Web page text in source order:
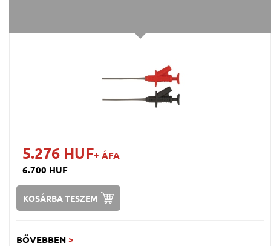
5.276 HUF+ ÁFA
6.700 HUF
KOSÁRBA TESZEM
BŐVEBBEN >